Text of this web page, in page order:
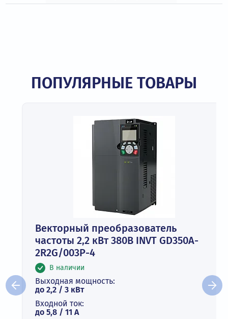
ПОПУЛЯРНЫЕ ТОВАРЫ
Векторный преобразователь
частоты 2,2 кВт 380В INVT GD350A-
2R2G/003P-4
В наличии
Выходная мощность:
до 2,2 / 3 кВт
Входной ток:
до 5,8 / 11 А